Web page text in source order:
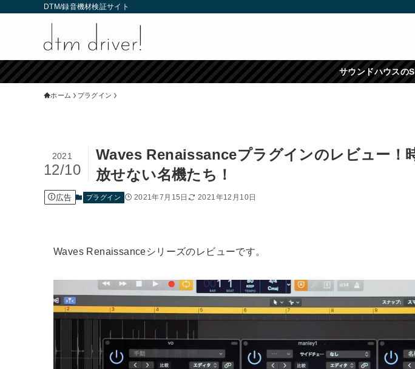
DTM/録音機材検証サイト
サウンドハウスの
ホーム プラグイン
Waves Renaissanceプラグインのレビュー！
放せない名機たち！
2021
12/10
広告 プラグイン 2021年7月15日 2021年12月10日
Waves Renaissanceシリーズのレビューです。